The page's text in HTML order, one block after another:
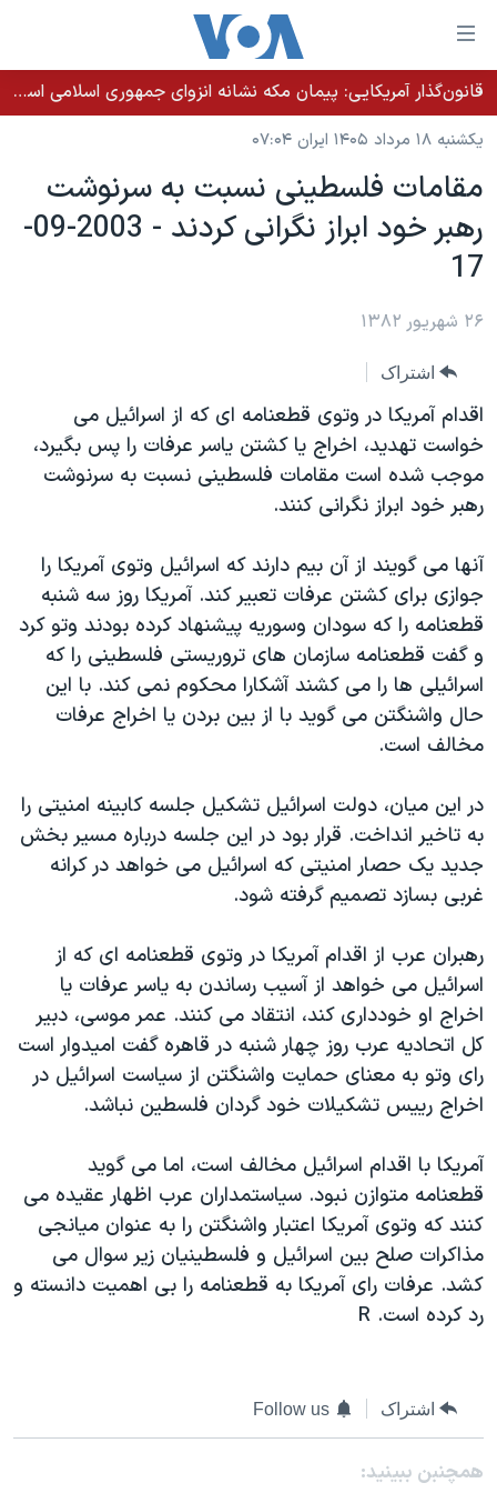
لینکهای
قابل
دسترسی
جهش
محتوای
اصلی
جهش
صفحه
جهش
به
جستجو
خانه
نسخه سبک وب‌سایت
موضوع ها
ایران
جهان
ویژه برنامه‌ها
ویدیوها
فرهنگ و زندگی
حقوق شهروندی
اقتصادی
علم و فناوری
اسرائیل در جنگ
گالری عکس
برنامه های تلویزیونی
جدول برنامه ها
صفحه‌های ویژه
۲۵۰سالگی آمریکا
بایگانی برنامه‌های تلویزیونی
مستندها
انتخابات ریاست جمهوری آمریکا ۲۰۲۴
حمله جمهوری اسلامی به اسرائیل
رمز مهسا
ورزش زنان در ایران
اعتراضات زن، زندگی، آزادی
تریبونال مردمی آبان ۹۸
دادگاه حمید نوری
چهل سال گروگان‌گیری
اعتراضات مردمی آبان ۹۸
اسرائیل در جنگ
نرگس محمدی برنده جایزه نوبل صلح
همایش محافظه‌کاران آمریکا «سی‌پک»
صفحه‌های ویژه
سفر پرزیدنت ترامپ به چین
فرکانس‌های صدای آمریکا
پخش رادیویی
یادگیری زبان انگلیسی
دنبال کنید
زبانهای مختلف
قانون‌گذار آمریکایی: پیمان مکه نشانه انزوای جمهوری اسلامی است؛ ابراز امیدواری جو ویلسون نسبت به روی کار آمدن حکومتی شایسته «تاریخ غنی ایران»
یکشنبه ۱۸ مرداد ۱۴۰۵ ایران ۰۷:۰۴
مقامات فلسطينی نسبت به سرنوشت
رهبر خود ابراز نگرانی کردند - 2003-09-
17
۲۶ شهریور ۱۳۸۲
اشتراک
اقدام آمريکا در وتوی قطعنامه ای که از اسرائيل می
خواست تهديد، اخراج يا کشتن ياسر عرفات را پس بگيرد،
موجب شده است مقامات فلسطينی نسبت به سرنوشت
رهبر خود ابراز نگرانی کنند.
آنها می گويند از آن بيم دارند که اسرائيل وتوی آمريکا را
جوازی برای کشتن عرفات تعبير کند. آمريکا روز سه شنبه
قطعنامه را که سودان وسوريه پيشنهاد کرده بودند وتو کرد
و گفت قطعنامه سازمان های تروريستی فلسطينی را که
اسرائيلی ها را می کشند آشکارا محکوم نمی کند. با اين
حال واشنگتن می گويد با از بين بردن يا اخراج عرفات
مخالف است.
در اين ميان، دولت اسرائيل تشکيل جلسه کابينه امنيتی را
به تاخير انداخت. قرار بود در اين جلسه درباره مسير بخش
جديد يک حصار امنيتی که اسرائيل می خواهد در کرانه
غربی بسازد تصميم گرفته شود.
رهبران عرب از اقدام آمريکا در وتوی قطعنامه ای که از
اسرائيل می خواهد از آسيب رساندن به ياسر عرفات يا
اخراج او خودداری کند، انتقاد می کنند. عمر موسی، دبير
کل اتحاديه عرب روز چهار شنبه در قاهره گفت اميدوار است
رای وتو به معنای حمايت واشنگتن از سياست اسرائيل در
اخراج رييس تشکيلات خود گردان فلسطين نباشد.
آمريکا با اقدام اسرائيل مخالف است، اما می گويد
قطعنامه متوازن نبود. سياستمداران عرب اظهار عقيده می
کنند که وتوی آمريکا اعتبار واشنگتن را به عنوان ميانجی
مذاکرات صلح بين اسرائيل و فلسطينيان زير سوال می
کشد. عرفات رای آمريکا به قطعنامه را بی اهميت دانسته و
رد کرده است. R
اشتراک Follow us
همچنبن ببینید: